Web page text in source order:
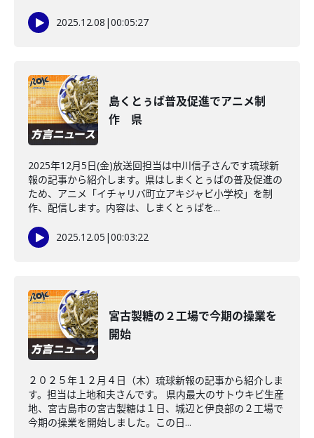
2025.12.08 |00:05:27
島くとぅば普及促進でアニメ制
作 県
2025年12月5日(金)放送回担当は中川信子さんです琉球新
報の記事から紹介します。県はしまくとぅばの普及促進の
ため、アニメ「イチャリバ町立アキジャビ小学校」を制
作、配信します。内容は、しまくとぅばを...
2025.12.05 |00:03:22
宮古製糖の２工場で今期の操業を
開始
２０２５年１２月４日（木）琉球新報の記事から紹介しま
す。担当は上地和夫さんです。 県内最大のサトウキビ生産
地、宮古島市の宮古製糖は１日、城辺と伊良部の２工場で
今期の操業を開始しました。この日...